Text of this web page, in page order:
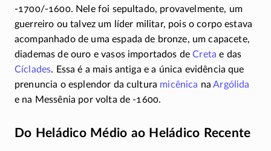
-1700/-1600. Nele foi sepultado, provavelmente, um
guerreiro ou talvez um líder militar, pois o corpo estava
acompanhado de uma espada de bronze, um capacete,
diademas de ouro e vasos importados deCreta e das
Cíclades. Essa é a mais antiga e a única evidência que
prenuncia o esplendor da cultura micênica naArgólida
e na Messênia por volta de -1600.
Do Heládico Médio ao Heládico Recente